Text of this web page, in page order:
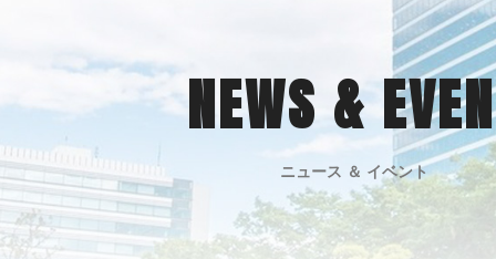
NEWS &
ニュース ＆ イベント